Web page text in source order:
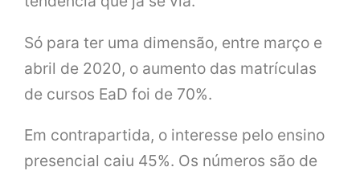
Só para ter uma dimensão, entre março e
abril de 2020, o aumento das matrículas
de cursos EaD foi de 70%.
Em contrapartida, o interesse pelo ensino
presencial caiu 45%. Os números são de